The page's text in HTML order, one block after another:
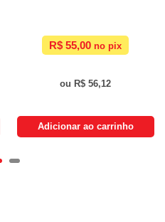
R$ 55,00
R$ 56,12
Adicionar ao carrinho